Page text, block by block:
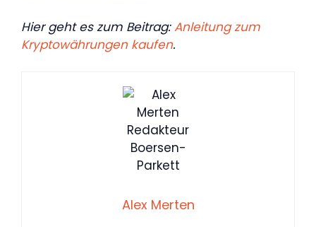
Hier geht es zum Beitrag:Anleitung zum
Kryptowährungen kaufen.
Alex Merten